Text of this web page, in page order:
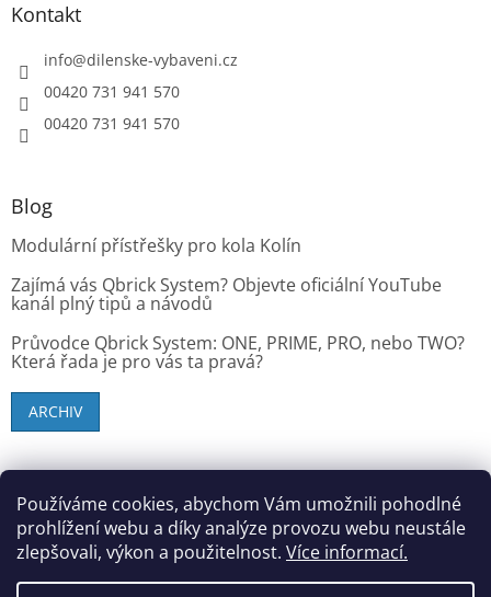
Používáme cookies, abychom Vám umožnili pohodlné
prohlížení webu a díky analýze provozu webu neustále
zlepšovali, výkon a použitelnost. Více informací.
Kontakt
info@dilenske-vybaveni.cz
00420 731 941 570
00420 731 941 570
Blog
Modulární přístřešky pro kola Kolín
Zajímá vás Qbrick System? Objevte oficiální YouTube
kanál plný tipů a návodů
Průvodce Qbrick System: ONE, PRIME, PRO, nebo TWO?
Která řada je pro vás ta pravá?
ARCHIV